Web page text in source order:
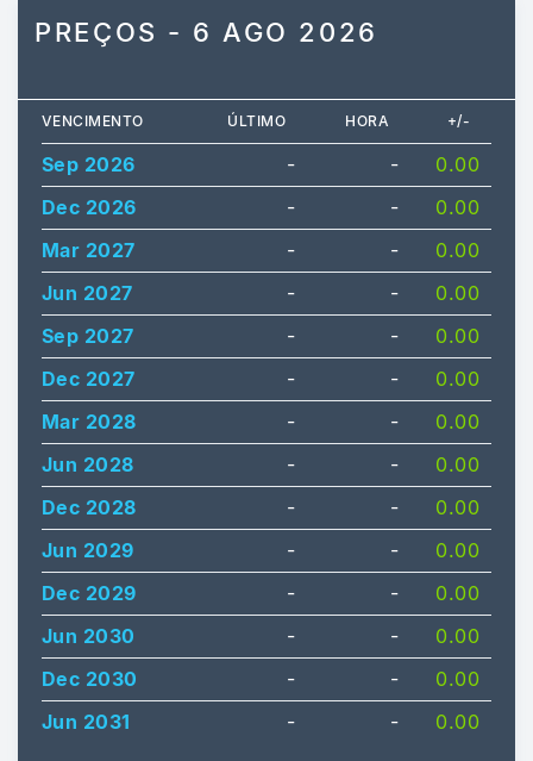
PREÇOS - 6 AGO 2026
VENCIMENTO ÚLTIMO HORA +/-
Sep 2026 - -
0.00
Dec 2026
- -
0.00
Mar 2027
- -
0.00
Jun 2027
- -
0.00
Sep 2027
- -
0.00
Dec 2027
- -
0.00
Mar 2028
- -
0.00
Jun 2028
- -
0.00
Dec 2028
- -
0.00
Jun 2029
- -
0.00
Dec 2029
- -
0.00
Jun 2030
- -
0.00
Dec 2030
- -
0.00
Jun 2031
- - 0.00